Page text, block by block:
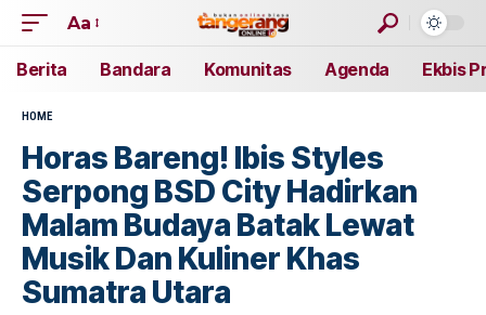
Aa
Berita Bandara Komunitas Agenda Ekbis
HOME
Horas Bareng! Ibis Styles
Serpong BSD City Hadirkan
Malam Budaya Batak Lewat
Musik Dan Kuliner Khas
Sumatra Utara